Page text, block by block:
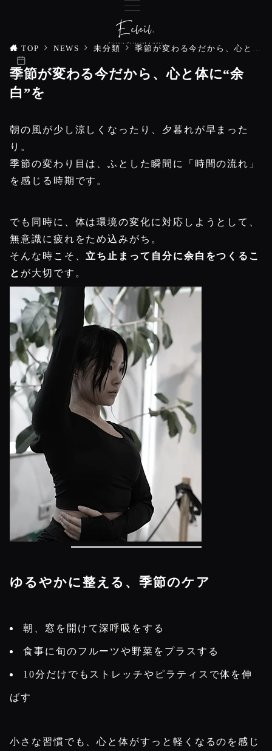
ご予約
TOP NEWS 未分類 季節が変わる今だから、心と体に“余白”を
季節が変わる今だから、心と体に“余
白”を
朝の風が少し涼しくなったり、夕暮れが早まった
り。
季節の変わり目は、ふとした瞬間に「時間の流れ」
を感じる時期です。
でも同時に、体は環境の変化に対応しようとして、
無意識に疲れをため込みがち。
そんな時こそ、 立ち止まって自分に余白をつくるこ
と が大切です。
ゆるやかに整える、季節のケア
朝、窓を開けて深呼吸をする
食事に旬のフルーツや野菜をプラスする
10分だけでもストレッチやピラティスで体を伸
ばす
小さな習慣でも、心と体がすっと軽くなるのを感じ